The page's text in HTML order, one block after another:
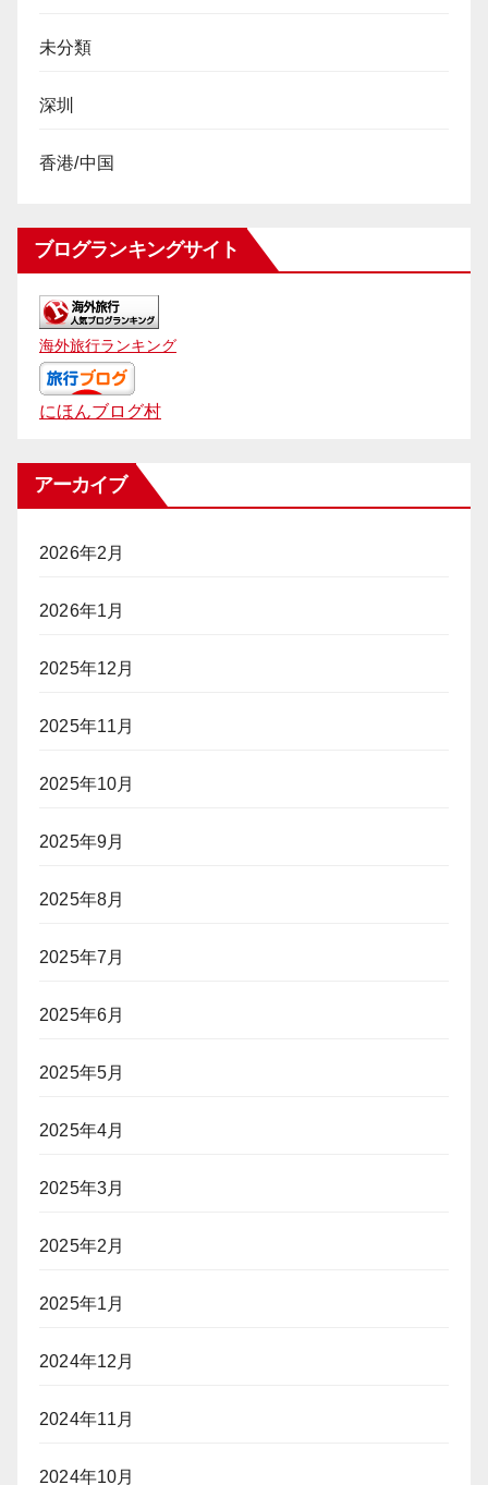
未分類
深圳
香港/中国
ブログランキングサイト
海外旅行ランキング
にほんブログ村
アーカイブ
2026年2月
2026年1月
2025年12月
2025年11月
2025年10月
2025年9月
2025年8月
2025年7月
2025年6月
2025年5月
2025年4月
2025年3月
2025年2月
2025年1月
2024年12月
2024年11月
2024年10月